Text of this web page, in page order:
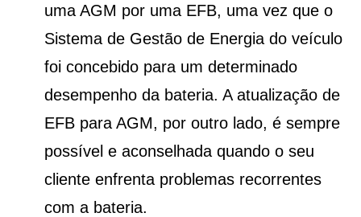
uma AGM por uma EFB, uma vez que o
Sistema de Gestão de Energia do veículo
foi concebido para um determinado
desempenho da bateria. A atualização de
EFB para AGM, por outro lado, é sempre
possível e aconselhada quando o seu
cliente enfrenta problemas recorrentes
com a bateria.